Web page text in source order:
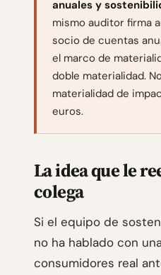
anuales y
mismo auditor firma
socio de cuentas
el marco de
doble materialidad.
materialidad de
euros.
La idea que le
colega
Si el equipo de
no ha hablado con
consumidores real